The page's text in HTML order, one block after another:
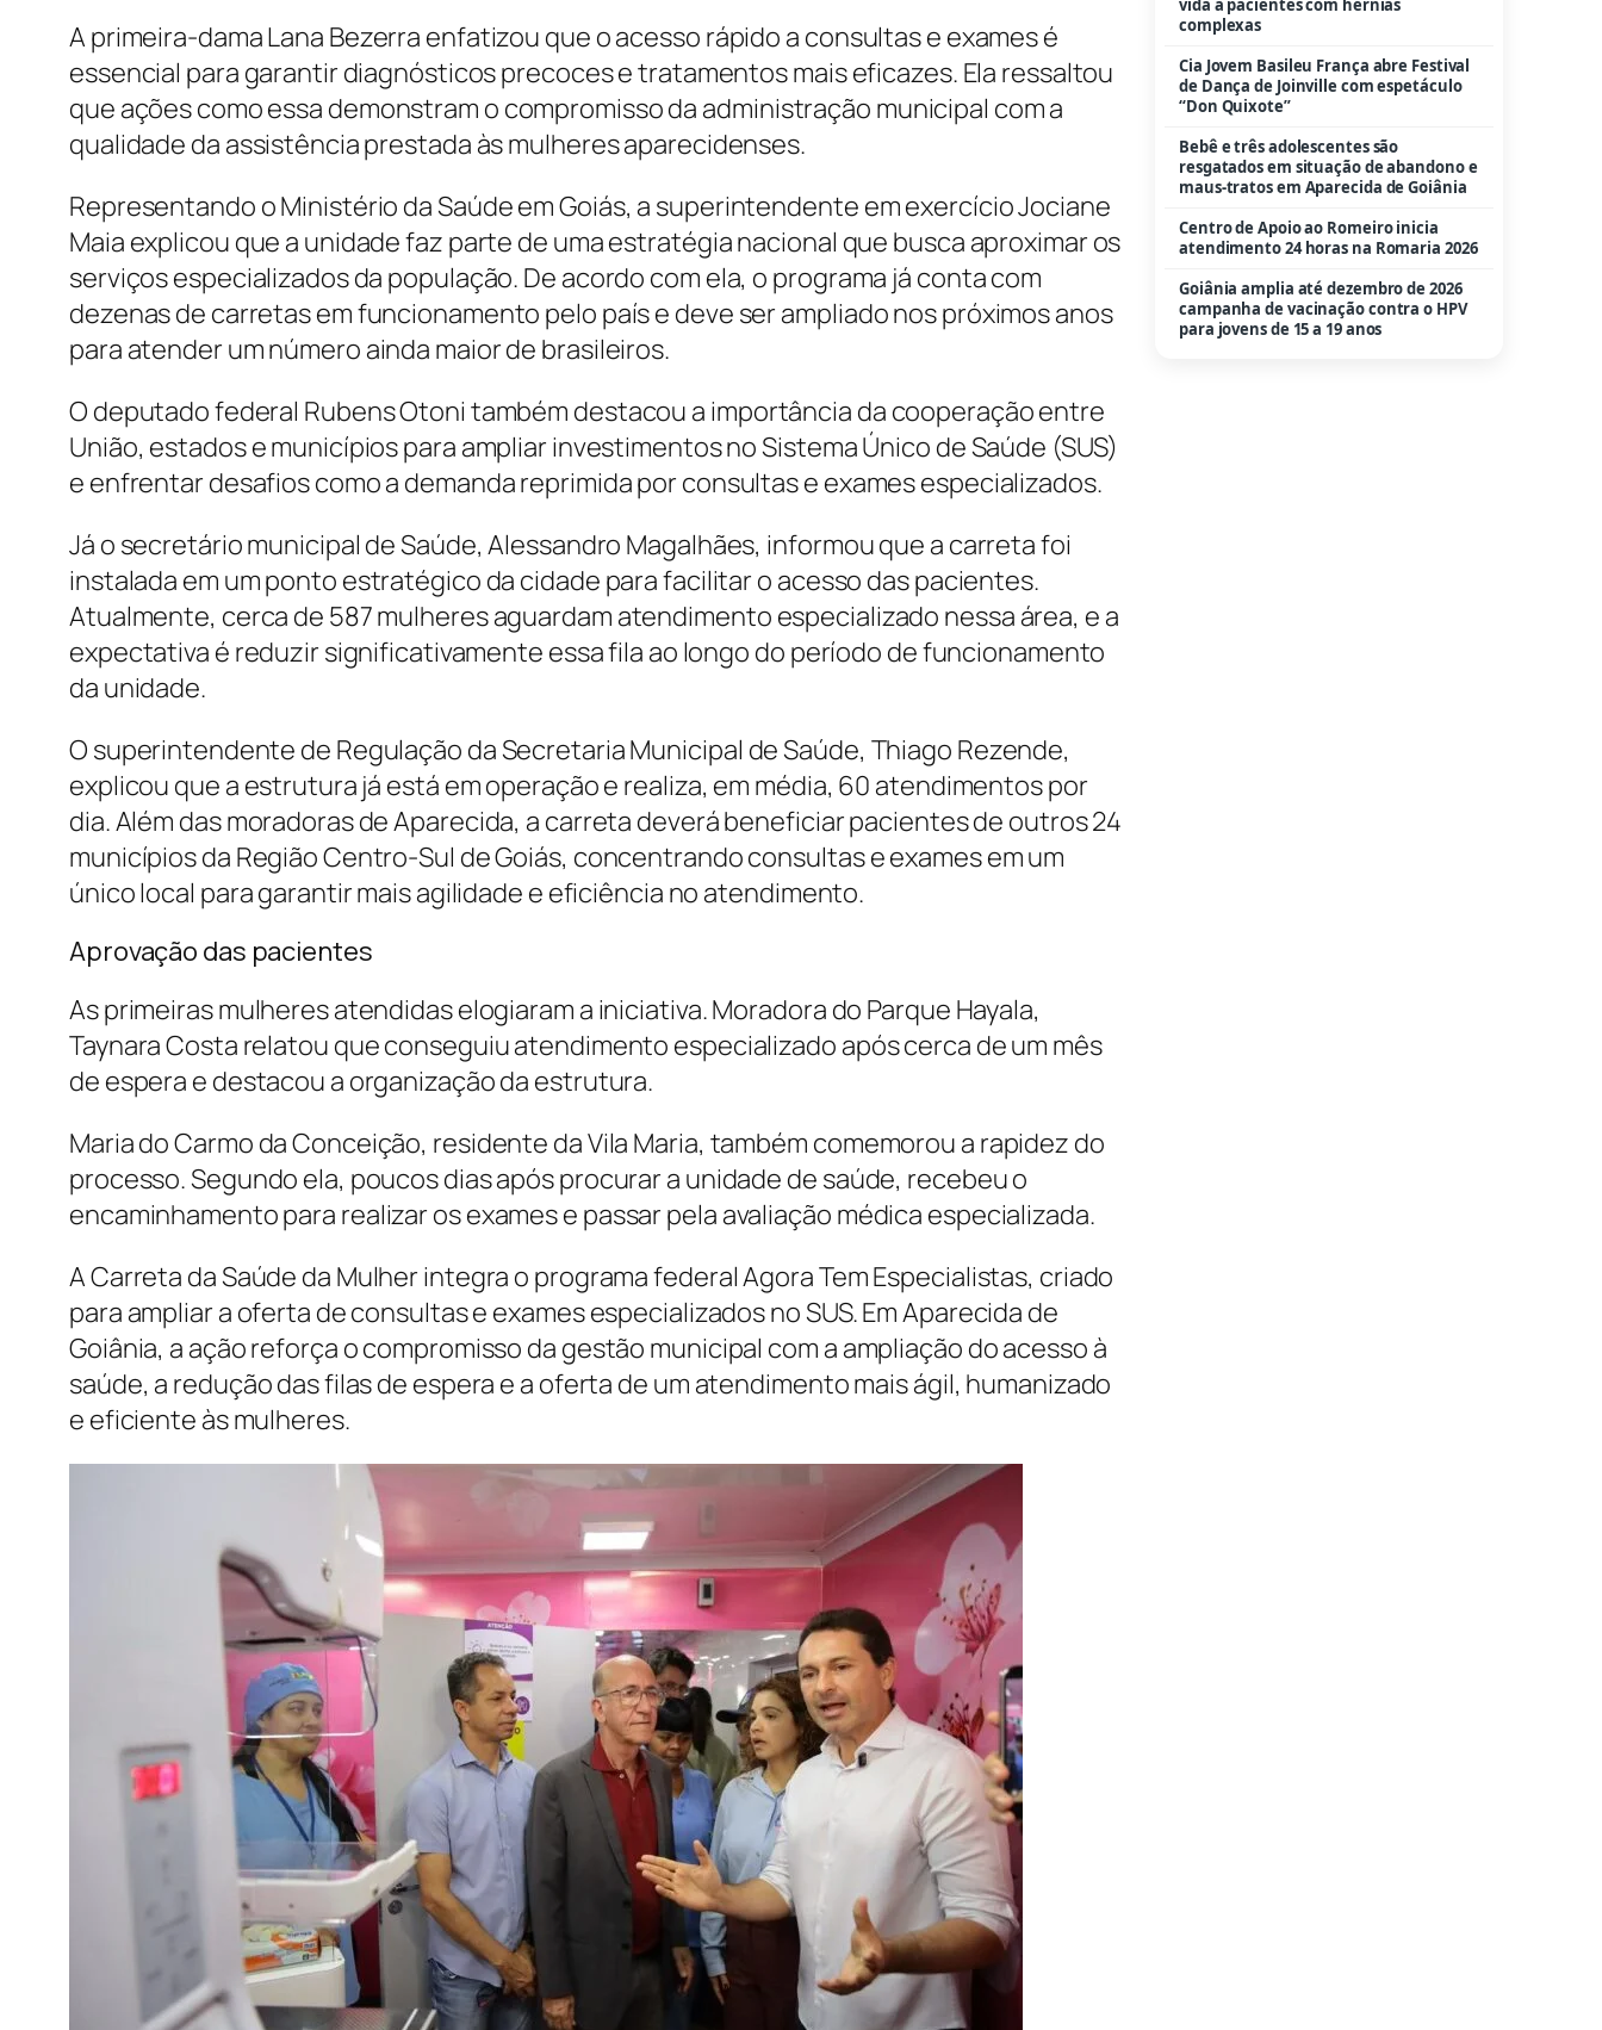
A primeira-dama Lana Bezerra enfatizou que o acesso rápido a consultas e exames é
essencial para garantir diagnósticos precoces e tratamentos mais eficazes. Ela ressaltou
que ações como essa demonstram o compromisso da administração municipal com a
qualidade da assistência prestada às mulheres aparecidenses.
Representando o Ministério da Saúde em Goiás, a superintendente em exercício Jociane
Maia explicou que a unidade faz parte de uma estratégia nacional que busca aproximar os
serviços especializados da população. De acordo com ela, o programa já conta com
dezenas de carretas em funcionamento pelo país e deve ser ampliado nos próximos anos
para atender um número ainda maior de brasileiros.
O deputado federal Rubens Otoni também destacou a importância da cooperação entre
União, estados e municípios para ampliar investimentos no Sistema Único de Saúde (SUS)
e enfrentar desafios como a demanda reprimida por consultas e exames especializados.
Já o secretário municipal de Saúde, Alessandro Magalhães, informou que a carreta foi
instalada em um ponto estratégico da cidade para facilitar o acesso das pacientes.
Atualmente, cerca de 587 mulheres aguardam atendimento especializado nessa área, e a
expectativa é reduzir significativamente essa fila ao longo do período de funcionamento
da unidade.
O superintendente de Regulação da Secretaria Municipal de Saúde, Thiago Rezende,
explicou que a estrutura já está em operação e realiza, em média, 60 atendimentos por
dia. Além das moradoras de Aparecida, a carreta deverá beneficiar pacientes de outros 24
municípios da Região Centro-Sul de Goiás, concentrando consultas e exames em um
único local para garantir mais agilidade e eficiência no atendimento.
Aprovação das pacientes
As primeiras mulheres atendidas elogiaram a iniciativa. Moradora do Parque Hayala,
Taynara Costa relatou que conseguiu atendimento especializado após cerca de um mês
de espera e destacou a organização da estrutura.
Maria do Carmo da Conceição, residente da Vila Maria, também comemorou a rapidez do
processo. Segundo ela, poucos dias após procurar a unidade de saúde, recebeu o
encaminhamento para realizar os exames e passar pela avaliação médica especializada.
A Carreta da Saúde da Mulher integra o programa federal Agora Tem Especialistas, criado
para ampliar a oferta de consultas e exames especializados no SUS. Em Aparecida de
Goiânia, a ação reforça o compromisso da gestão municipal com a ampliação do acesso à
saúde, a redução das filas de espera e a oferta de um atendimento mais ágil, humanizado
e eficiente às mulheres.
campanha de vacinação contra o HPV
para jovens de 15 a 19 anos